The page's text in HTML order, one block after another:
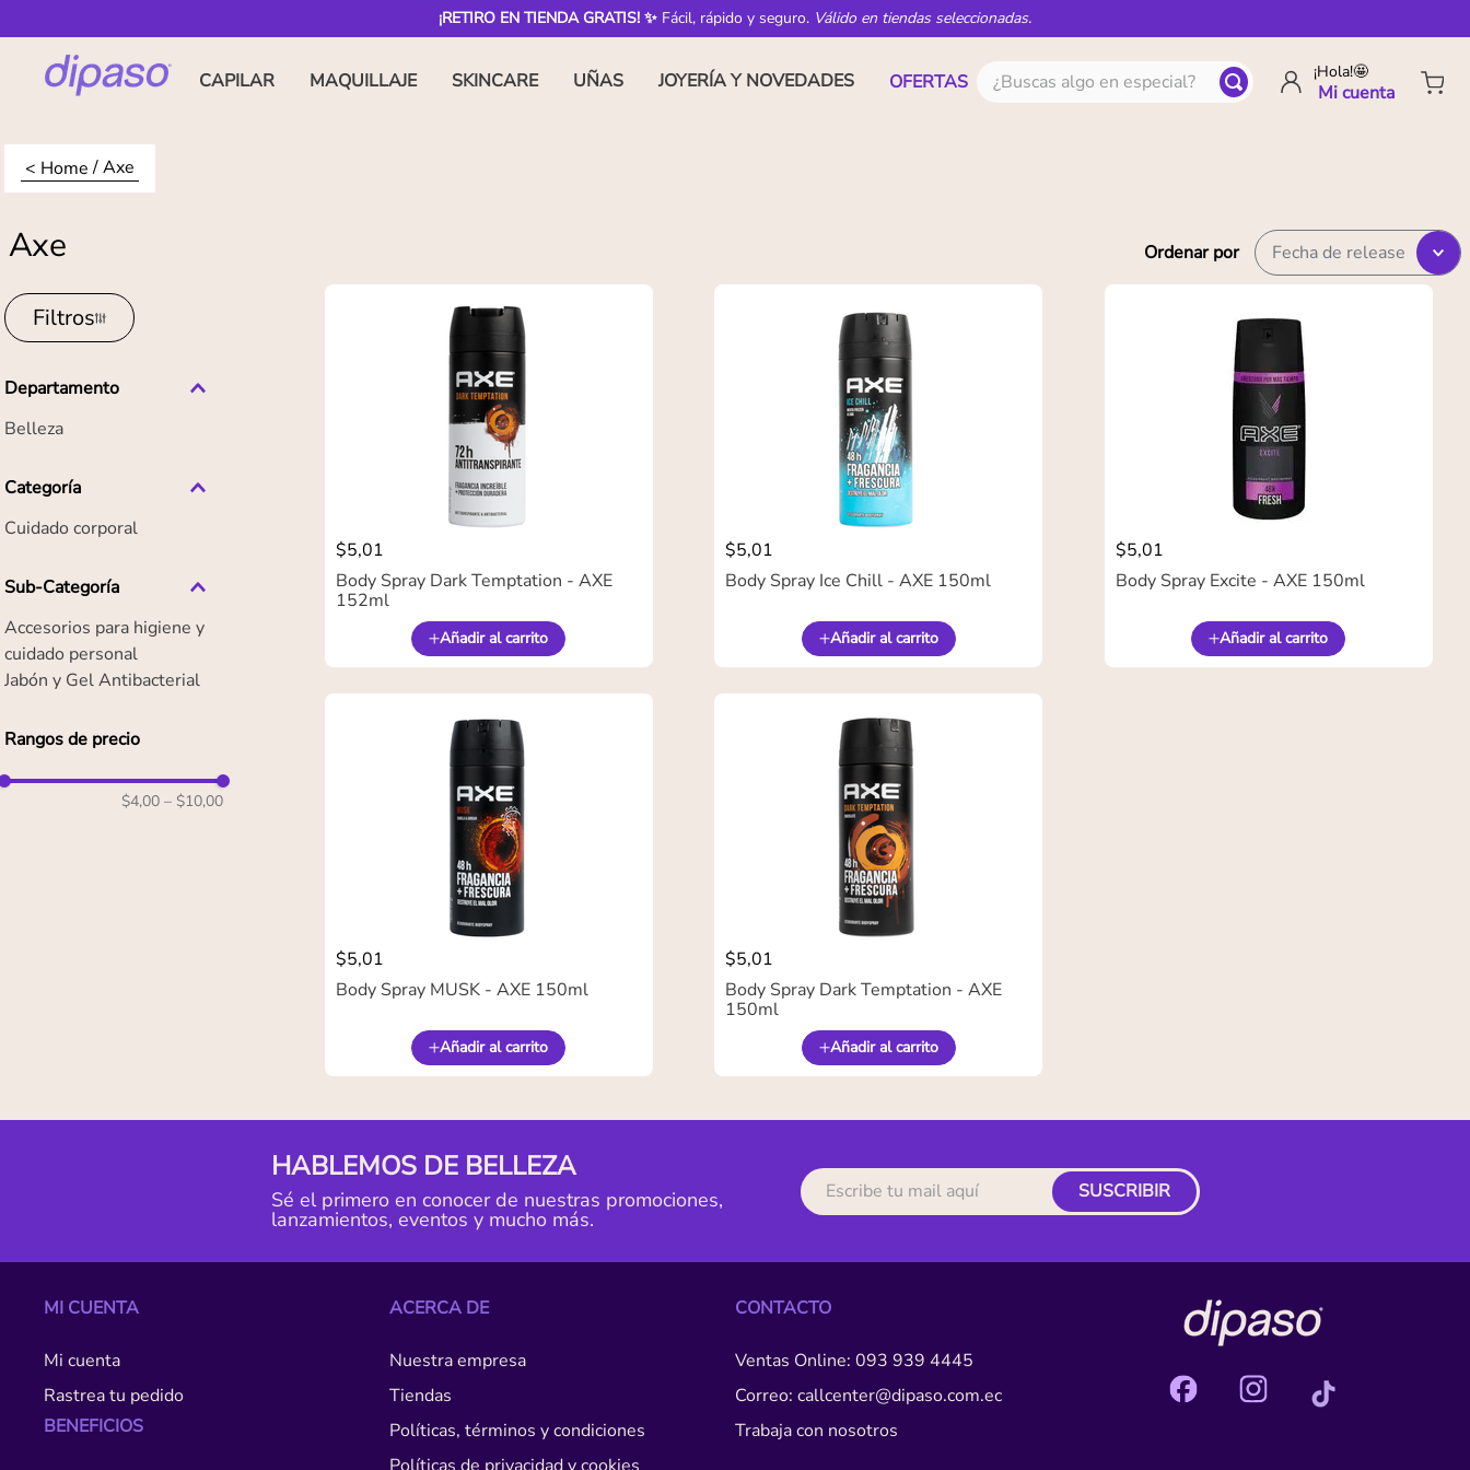
¡RETIRO EN TIENDA GRATIS! ✨ Fácil, rápido y seguro. Válido en tiendas seleccionadas.
CAPILAR MAQUILLAJE SKINCARE UÑAS JOYERÍA Y NOVEDADES OFERTAS ¿Buscas algo en especial? ¡Hola!🤩
Axe
Axe Ordenar por Fecha de release
Filtros
Departamento
Belleza
Categoría
Cuidado corporal
Sub-Categoría
Accesorios para higiene y
cuidado personal
Jabón y Gel Antibacterial
Rangos de precio
$4,00 – $10,00
$5,01
Body Spray Dark Temptation - AXE
152ml
Añadir al carrito
$5,01
Body Spray Ice Chill - AXE 150ml
Añadir al carrito
$5,01
Body Spray Excite - AXE 150ml
Añadir al carrito
$5,01
Body Spray MUSK - AXE 150ml
Añadir al carrito
$5,01
Body Spray Dark Temptation - AXE
150ml
Añadir al carrito
HABLEMOS DE BELLEZA
Sé el primero en conocer de nuestras promociones,
lanzamientos, eventos y mucho más.
SUSCRIBIR
MI CUENTA
Mi cuenta
Rastrea tu pedido
BENEFICIOS
ACERCA DE
Nuestra empresa
Tiendas
Políticas, términos y condiciones
CONTACTO
Ventas Online: 093 939 4445
Correo: callcenter@dipaso.com.ec
Trabaja con nosotros